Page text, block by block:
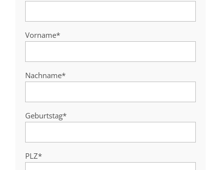
Vorname*
Nachname*
Geburtstag*
PLZ*